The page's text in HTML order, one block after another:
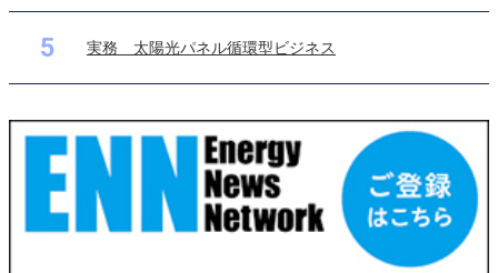
5 実務 太陽光パネル循環型ビジネス